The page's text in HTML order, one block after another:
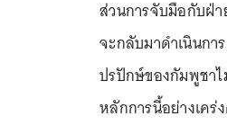
ส่วนการจับมือกับฝ่
จะกลับมาดำเนินก
ปรปักษ์ของกัมพูชา
หลักการนี้อย่างเคร่